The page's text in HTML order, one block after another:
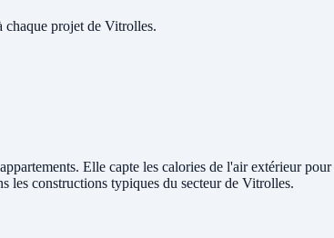
projet de Vitrolles.
Elle capte les calories de l'air extérieur pour
les constructions typiques du secteur de Vitrolles.